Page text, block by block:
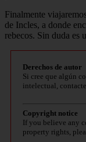
Finalmente
de Incles, a donde
rebecos. Sin duda es
Derechos de autor
Si cree que algún
intelectual,
Copyright notice
If you believe any
property rights,